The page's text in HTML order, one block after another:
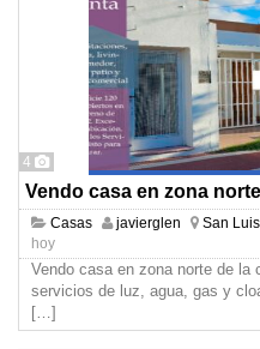
4
Vendo casa en zona
Casas javierglen San Luis
hoy
Vendo casa en zona norte de la
servicios de luz, agua, gas y
[…]